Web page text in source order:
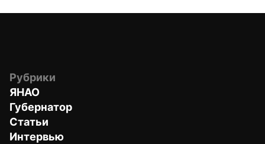
Рубрики
ЯНАО
Губернатор
Статьи
Интервью